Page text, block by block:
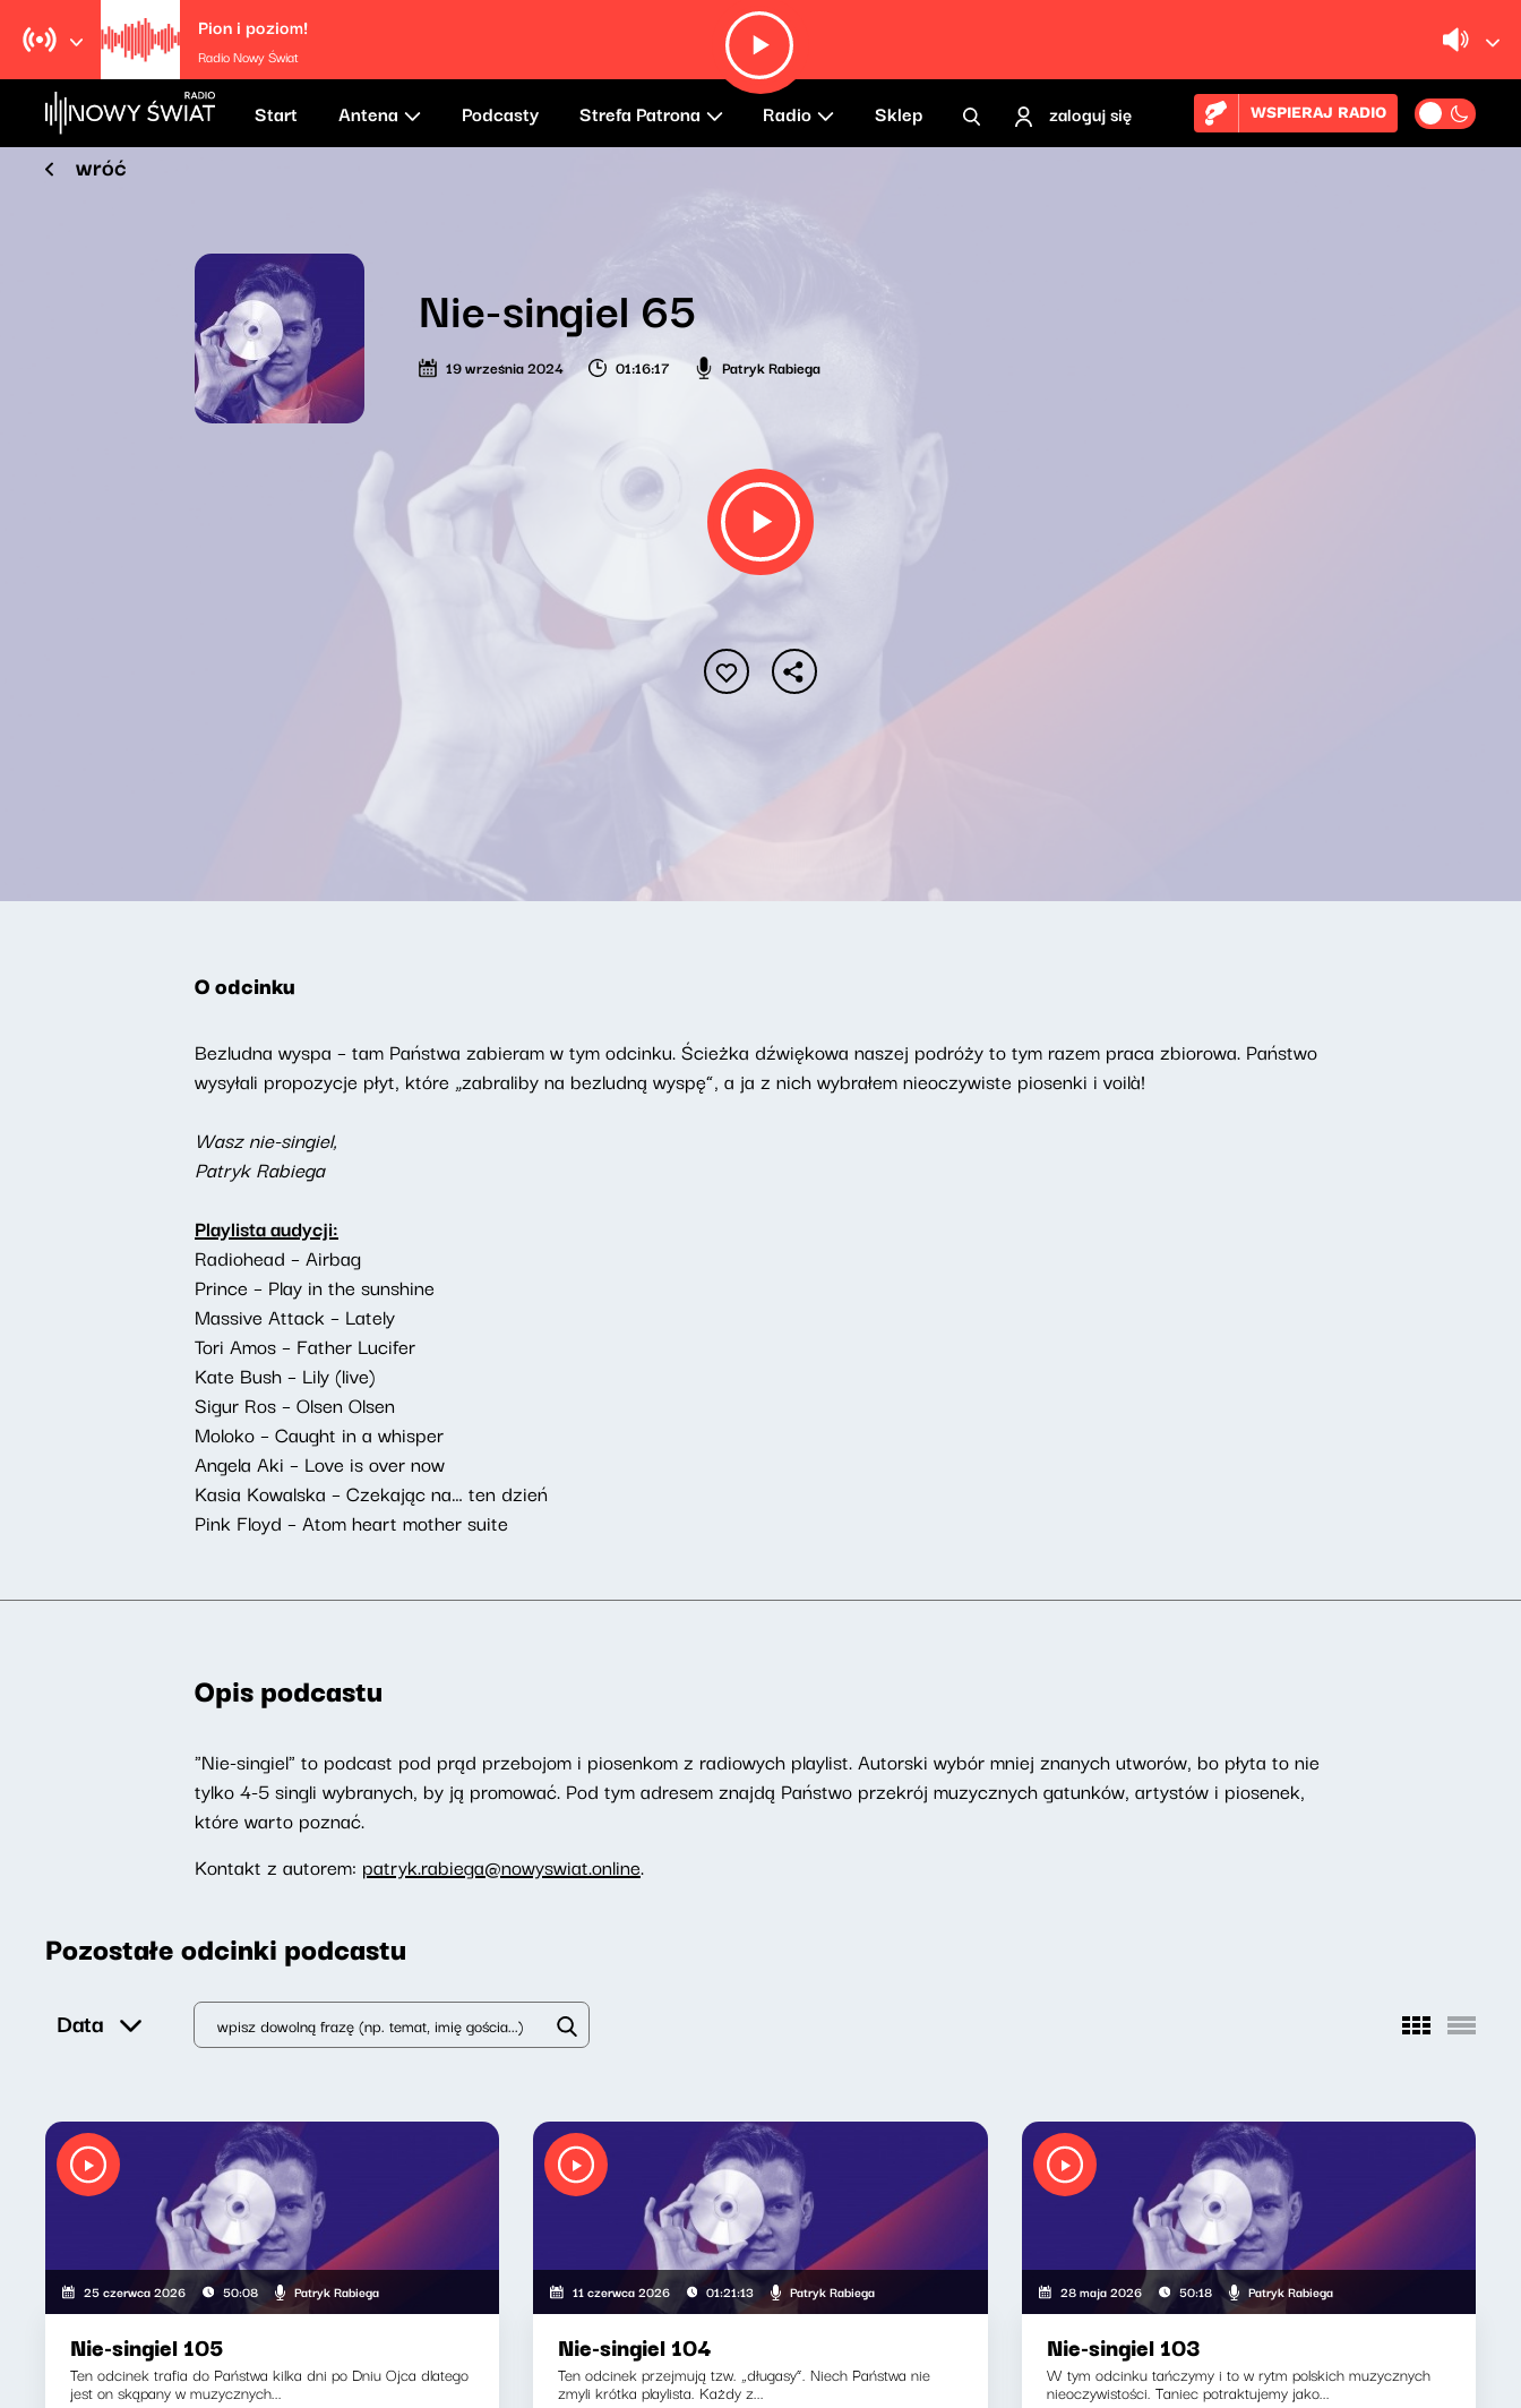
Pion i poziom!
Radio Nowy Świat
Start Antena Podcasty Strefa Patrona Radio Sklep zaloguj się WSPIERAJ RADIO
wróć
Nie-singiel 65
19 września 2024 01:16:17 Patryk Rabiega
O odcinku
Bezludna wyspa – tam Państwa zabieram w tym odcinku. Ścieżka dźwiękowa naszej podróży to tym razem praca zbiorowa. Państwo
wysyłali propozycje płyt, które „zabraliby na bezludną wyspę”, a ja z nich wybrałem nieoczywiste piosenki i voilà!
Wasz nie-singiel,
Patryk Rabiega
Playlista audycji:
Radiohead – Airbag
Prince – Play in the sunshine
Massive Attack – Lately
Tori Amos – Father Lucifer
Kate Bush – Lily (live)
Sigur Ros – Olsen Olsen
Moloko – Caught in a whisper
Angela Aki – Love is over now
Kasia Kowalska – Czekając na… ten dzień
Pink Floyd – Atom heart mother suite
Opis podcastu
"Nie-singiel" to podcast pod prąd przebojom i piosenkom z radiowych playlist. Autorski wybór mniej znanych utworów, bo płyta to nie
tylko 4-5 singli wybranych, by ją promować. Pod tym adresem znajdą Państwo przekrój muzycznych gatunków, artystów i piosenek,
które warto poznać.
Kontakt z autorem: patryk.rabiega@nowyswiat.online.
Pozostałe odcinki podcastu
Data
25 czerwca 2026 50:08 Patryk Rabiega
Nie-singiel 105
Ten odcinek trafia do Państwa kilka dni po Dniu Ojca dlatego
jest on skąpany w muzycznych...
11 czerwca 2026 01:21:13 Patryk Rabiega
Nie-singiel 104
Ten odcinek przejmują tzw. „długasy”. Niech Państwa nie
zmyli krótka playlista. Każdy z...
28 maja 2026 50:18 Patryk Rabiega
Nie-singiel 103
W tym odcinku tańczymy i to w rytm polskich muzycznych
nieoczywistości. Taniec potraktujemy jako...